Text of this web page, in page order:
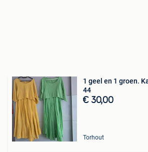
1 geel en 1 groen. Kan voor maat
44
€ 30,00
Torhout